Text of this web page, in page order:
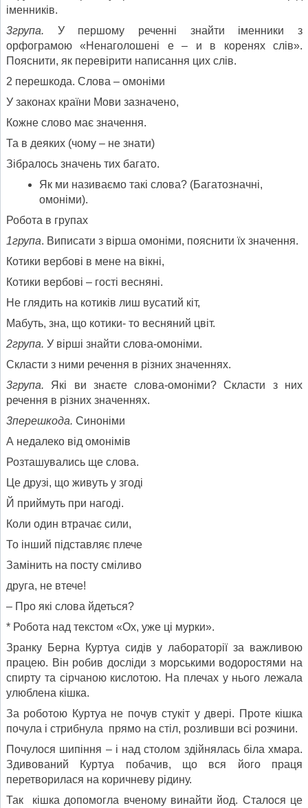
іменників.
3група. У першому реченні знайти іменники з
орфограмою «Ненаголошені е – и в коренях слів».
Пояснити, як перевірити написання цих слів.
2 перешкода. Слова – омоніми
У законах країни Мови зазначено,
Кожне слово має значення.
Та в деяких (чому – не знати)
Зібралось значень тих багато.
Як ми називаємо такі слова? (Багатозначні,
омоніми).
Робота в групах
1група. Виписати з вірша омоніми, пояснити їх значення.
Котики вербові в мене на вікні,
Котики вербові – гості весняні.
Не глядить на котиків лиш вусатий кіт,
Мабуть, зна, що котики- то весняний цвіт.
2група. У вірші знайти слова-омоніми.
Скласти з ними речення в різних значеннях.
3група. Які ви знаєте слова-омоніми? Скласти з них
речення в різних значеннях.
3перешкода. Синоніми
А недалеко від омонімів
Розташувались ще слова.
Це друзі, що живуть у згоді
Й приймуть при нагоді.
Коли один втрачає сили,
То інший підставляє плече
Замінить на посту сміливо
друга, не втече!
– Про які слова йдеться?
* Робота над текстом «Ох, уже ці мурки».
Зранку Берна Куртуа сидів у лабораторії за важливою
працею. Він робив досліди з морськими водоростями на
спирту та сірчаною кислотою. На плечах у нього лежала
улюблена кішка.
За роботою Куртуа не почув стукіт у двері. Проте кішка
почула і стрибнула прямо на стіл, розливши всі розчини.
Почулося шипіння – і над столом здійнялась біла хмара.
Здивований Куртуа побачив, що вся його праця
перетворилася на коричневу рідину.
Так кішка допомогла вченому винайти йод. Сталося це